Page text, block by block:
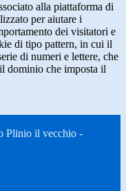
alla piattaforma di
per aiutare i
dei visitatori e
di tipo pattern, in cui il
di numeri e lettere, che
dominio che imposta il
Plinio il vecchio -